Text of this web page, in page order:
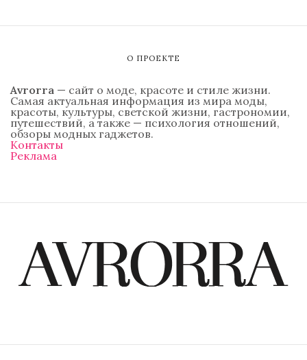
О ПРОЕКТЕ
Avrorra — сайт о моде, красоте и стиле жизни.
Самая актуальная информация из мира моды,
красоты, культуры, светской жизни, гастрономии,
путешествий, а также — психология отношений,
обзоры модных гаджетов.
Контакты
Реклама